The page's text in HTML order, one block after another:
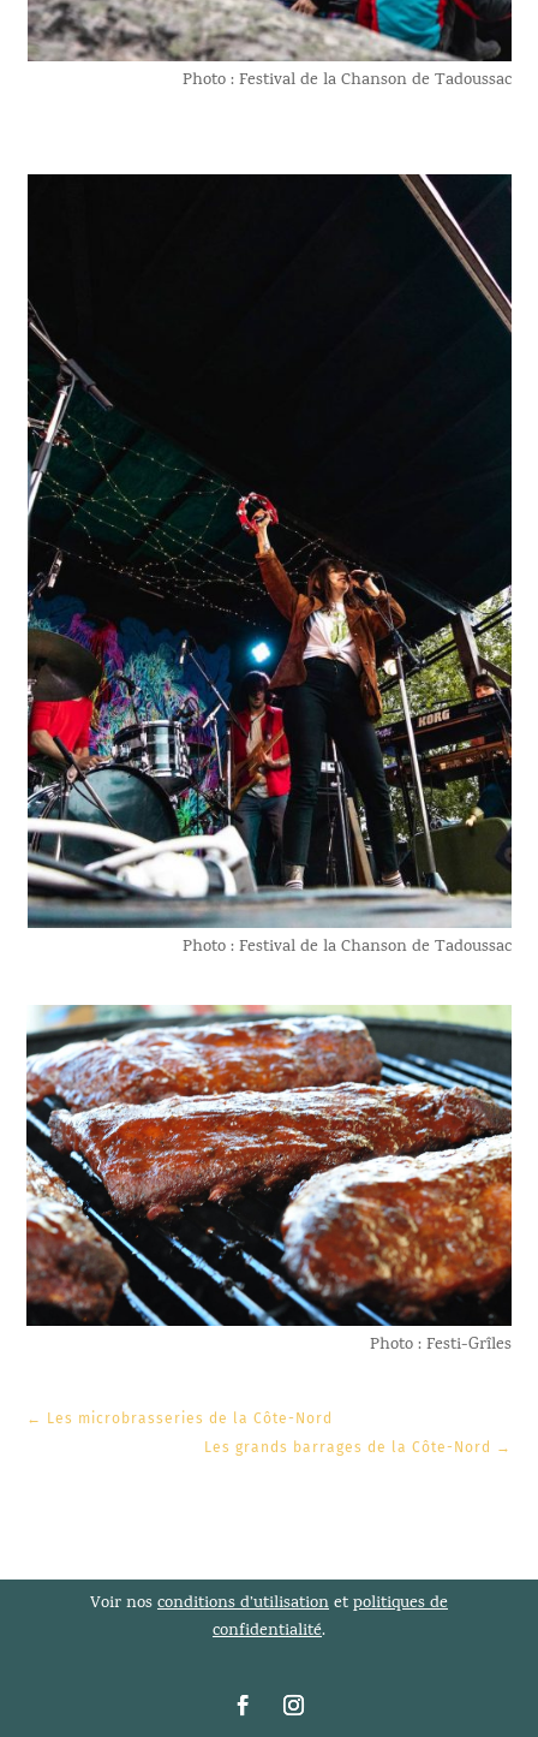
Photo : Festival de la Chanson de Tadoussac
Photo : Festival de la Chanson de Tadoussac
Photo : Festi-Grîles
←
Les microbrasseries de la Côte-Nord
Les grands barrages de la Côte-Nord
→
Voir nosconditions d’utilisationetpolitiques de
confidentialité.